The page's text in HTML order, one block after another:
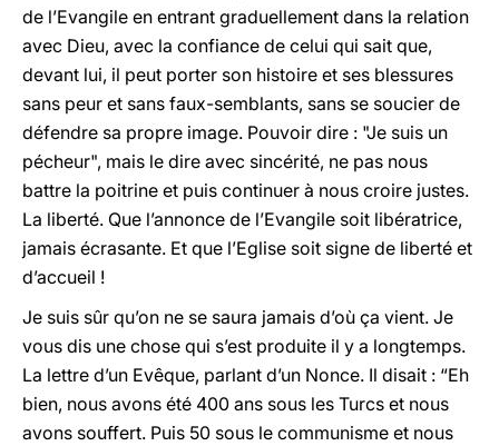
de l’Evangile en entrant graduellement dans la relation
avec Dieu, avec la confiance de celui qui sait que,
devant lui, il peut porter son histoire et ses blessures
sans peur et sans faux-semblants, sans se soucier de
défendre sa propre image. Pouvoir dire : "Je suis un
pécheur", mais le dire avec sincérité, ne pas nous
battre la poitrine et puis continuer à nous croire justes.
La liberté. Que l’annonce de l’Evangile soit libératrice,
jamais écrasante. Et que l’Eglise soit signe de liberté et
d’accueil !
Je suis sûr qu’on ne se saura jamais d’où ça vient. Je
vous dis une chose qui s’est produite il y a longtemps.
La lettre d’un Evêque, parlant d’un Nonce. Il disait : “Eh
bien, nous avons été 400 ans sous les Turcs et nous
avons souffert. Puis 50 sous le communisme et nous